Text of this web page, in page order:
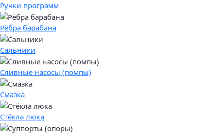
Ручки программ
Рёбра барабана
Сальники
Сливные насосы (помпы)
Смазка
Стёкла люка